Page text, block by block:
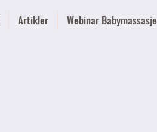
Artikler Webinar Babymassasje